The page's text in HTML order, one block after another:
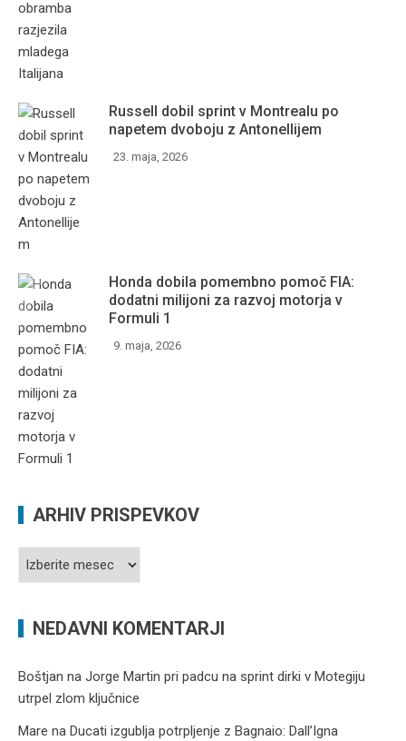
Russell dobil sprint v Montrealu po
napetem dvoboju z Antonellijem
23. maja, 2026
Honda dobila pomembno pomoč FIA:
dodatni milijoni za razvoj motorja v
Formuli 1
9. maja, 2026
ARHIV PRISPEVKOV
Arhiv
NEDAVNI KOMENTARJI
Boštjan na Jorge Martin pri padcu na sprint dirki v Motegiju
utrpel zlom ključnice
Mare na Ducati izgublja potrpljenje z Bagnaio: Dall’Igna